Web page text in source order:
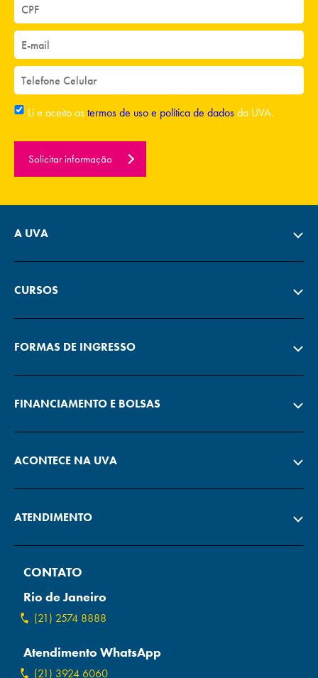
Li e aceito ostermos de uso e política de dadosda UVA.
Solicitar informação
A UVA
CURSOS
FORMAS DE INGRESSO
FINANCIAMENTO E BOLSAS
ACONTECE NA UVA
ATENDIMENTO
CONTATO
Rio de Janeiro
(21) 2574 8888
Atendimento WhatsApp
(21) 3924 6060